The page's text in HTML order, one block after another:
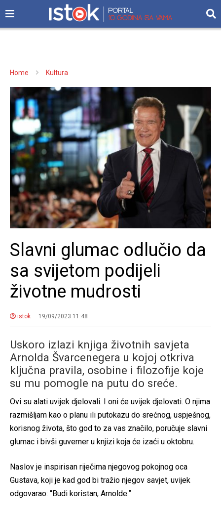
Home Kultura
Slavni glumac odlučio da
sa svijetom podijeli
životne mudrosti
istok 19/09/2023 11:48
Uskoro izlazi knjiga životnih savjeta
Arnolda Švarcenegera u kojoj otkriva
ključna pravila, osobine i filozofije koje
su mu pomogle na putu do sreće.
Ovi su alati uvijek djelovali. I oni će uvijek djelovati. O njima
razmišljam kao o planu ili putokazu do srećnog, uspješnog,
korisnog života, što god to za vas značilo, poručuje slavni
glumac i bivši guverner u knjizi koja će izaći u oktobru.
Naslov je inspirisan riječima njegovog pokojnog oca
Gustava, koji je kad god bi tražio njegov savjet, uvijek
odgovarao: “Budi koristan, Arnolde.”